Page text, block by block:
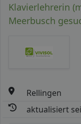
Klavierlehrerin
Meerbusch
Rellingen
aktualisiert